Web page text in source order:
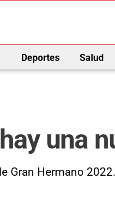
Deportes Salud
una
Gran Hermano